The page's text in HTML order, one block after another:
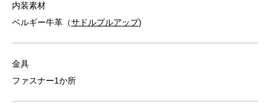
内装素材
ベルギー牛革（サドルプルアップ)
金具
ファスナー1か所